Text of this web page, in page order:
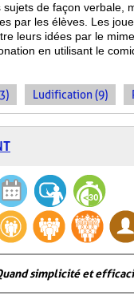
sujets de façon verbale,
par les élèves. Les
leurs idées par le
en utilisant le
Ludification (9)
simplicité et